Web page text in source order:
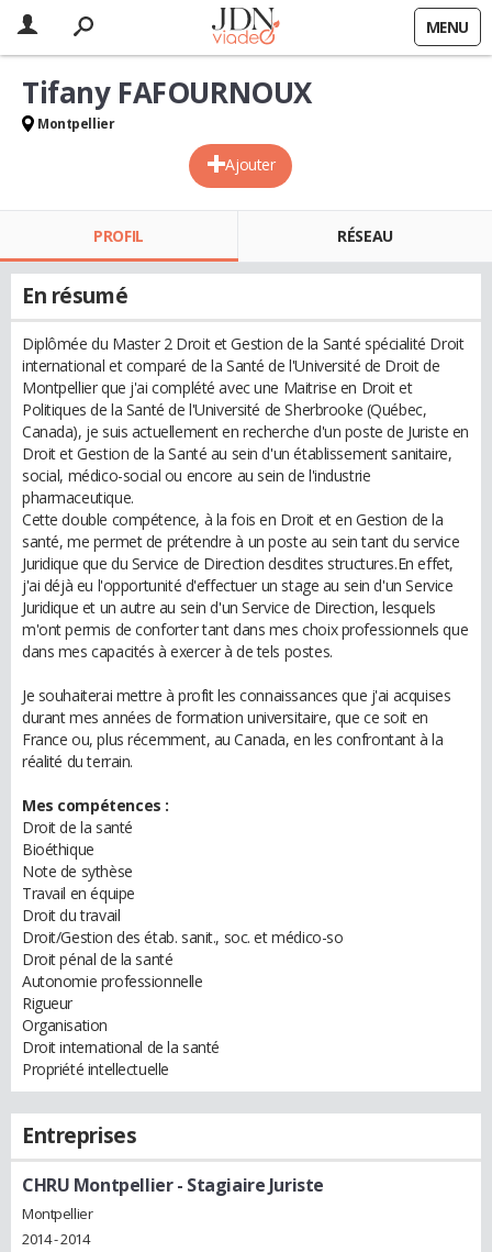
MENU
Ajouter
Tifany FAFOURNOUX
Montpellier
PROFIL RÉSEAU
En résumé
Diplômée du Master 2 Droit et Gestion de la Santé spécialité Droit
international et comparé de la Santé de l'Université de Droit de
Montpellier que j'ai complété avec une Maitrise en Droit et
Politiques de la Santé de l'Université de Sherbrooke (Québec,
Canada), je suis actuellement en recherche d'un poste de Juriste en
Droit et Gestion de la Santé au sein d'un établissement sanitaire,
social, médico-social ou encore au sein de l'industrie
pharmaceutique.
Cette double compétence, à la fois en Droit et en Gestion de la
santé, me permet de prétendre à un poste au sein tant du service
Juridique que du Service de Direction desdites structures.En effet,
j'ai déjà eu l'opportunité d'effectuer un stage au sein d'un Service
Juridique et un autre au sein d'un Service de Direction, lesquels
m'ont permis de conforter tant dans mes choix professionnels que
dans mes capacités à exercer à de tels postes.
Je souhaiterai mettre à profit les connaissances que j'ai acquises
durant mes années de formation universitaire, que ce soit en
France ou, plus récemment, au Canada, en les confrontant à la
réalité du terrain.
Mes compétences :
Droit de la santé
Bioéthique
Note de sythèse
Travail en équipe
Droit du travail
Droit/Gestion des étab. sanit., soc. et médico-so
Droit pénal de la santé
Autonomie professionnelle
Rigueur
Organisation
Droit international de la santé
Propriété intellectuelle
Entreprises
CHRU Montpellier- Stagiaire Juriste
Montpellier
2014 - 2014